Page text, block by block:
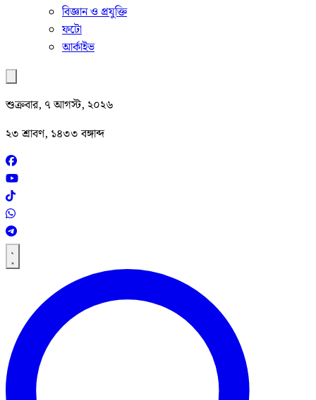
বিজ্ঞান ও প্রযুক্তি
ফটো
আর্কাইভ
শুক্রবার, ৭ আগস্ট, ২০২৬
২৩ শ্রাবণ, ১৪৩৩ বঙ্গাব্দ